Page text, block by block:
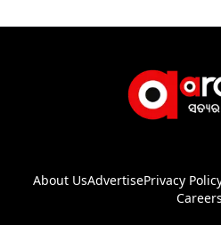
About UsAdvertisePrivacy
Careers